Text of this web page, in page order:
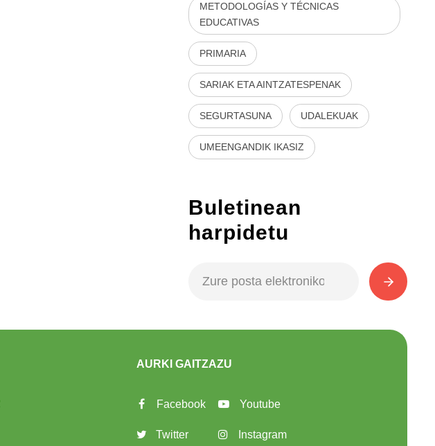
METODOLOGÍAS Y TÉCNICAS
EDUCATIVAS
PRIMARIA
SARIAK ETA AINTZATESPENAK
SEGURTASUNA UDALEKUAK
UMEENGANDIK IKASIZ
Buletinean
harpidetu
AURKI GAITZAZU
Facebook
Twitter
Youtube
Instagram